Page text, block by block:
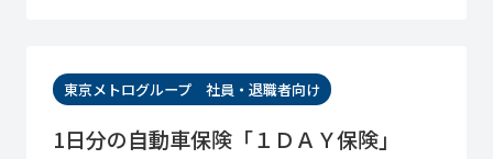
東京メトログループ 社員・退職者向け
1日分の自動車保険「１ＤＡＹ保険」